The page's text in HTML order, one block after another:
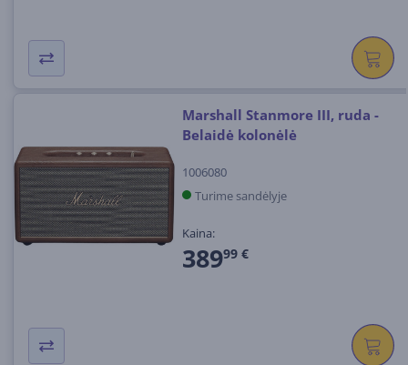
Marshall Stanmore III, ruda -
Belaidė kolonėlė
1006080
Turime sandėlyje
Kaina:
38999 €